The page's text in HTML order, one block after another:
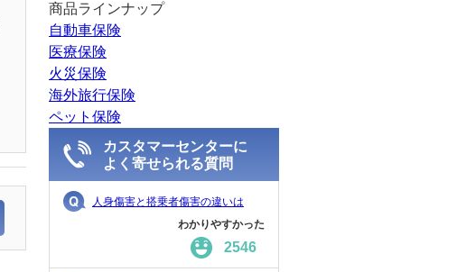
商品ラインナップ
自動車保険
医療保険
火災保険
海外旅行保険
ペット保険
カスタマーセンターに
よく寄せられる質問
人身傷害と搭乗者傷害の違いは
わかりやすかった
2546